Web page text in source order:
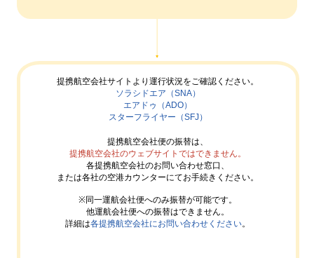
提携航空会社サイトより運行状況をご確認ください。
ソラシドエア（SNA）
エアドゥ（ADO）
スターフライヤー（SFJ）
提携航空会社便の振替は、
提携航空会社のウェブサイトではできません。
各提携航空会社のお問い合わせ窓口、
または各社の空港カウンターにてお手続きください。
※同一運航会社便へのみ振替が可能です。
他運航会社便への振替はできません。
詳細は各提携航空会社にお問い合わせください。